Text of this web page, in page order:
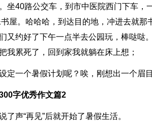
坐40路公交车，到市中医院西门下车，
屋。哈哈哈，到达目的地，冲进去就
又约好了下午一点半去公园玩，棒哒哒
我累死了，回到家我就躺在床上想；
定一个暑假计划呢？唉，刚想出一个眉目
字优秀作文篇2
了声“再见”后就开始了暑假生活。